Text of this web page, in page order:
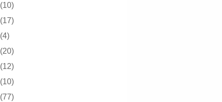
(10)
(17)
(4)
(20)
(12)
(10)
(77)